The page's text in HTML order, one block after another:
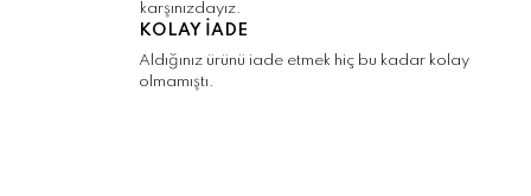
karşınızdayız.
KOLAY İADE
Aldığınız ürünü iade etmek hiç bu kadar kolay
olmamıştı.